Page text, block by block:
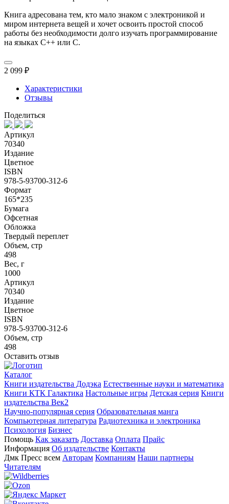
Книга адресована тем, кто мало знаком с электроникой и
миром интернета вещей и хочет освоить простой способ
работы без необходимости долго изучать программирование
на языках C++ или C.
2 099 ₽
Характеристики
Отзывы
Поделиться
Артикул
70340
Издание
Цветное
ISBN
978-5-93700-312-6
Формат
165*235
Бумага
Офсетная
Обложка
Твердый переплет
Объем, стр
498
Вес, г
1000
Артикул
70340
Издание
Цветное
ISBN
978-5-93700-312-6
Объем, стр
498
Оставить отзыв
Каталог
Книги издательства Додэка Естественные науки и математика
Книги КТК Галактика Настольные игры Детская серия Книги
издательства Век2
Научно-популярная серия Образовательная манга
Компьютерная литература Радиотехника и электроника
Психология Бизнес
Помощь Как заказать Доставка Оплата Прайс
Информация Об издательстве Контакты
Дмк Пресс всем Авторам Компаниям Наши партнеры
Читателям